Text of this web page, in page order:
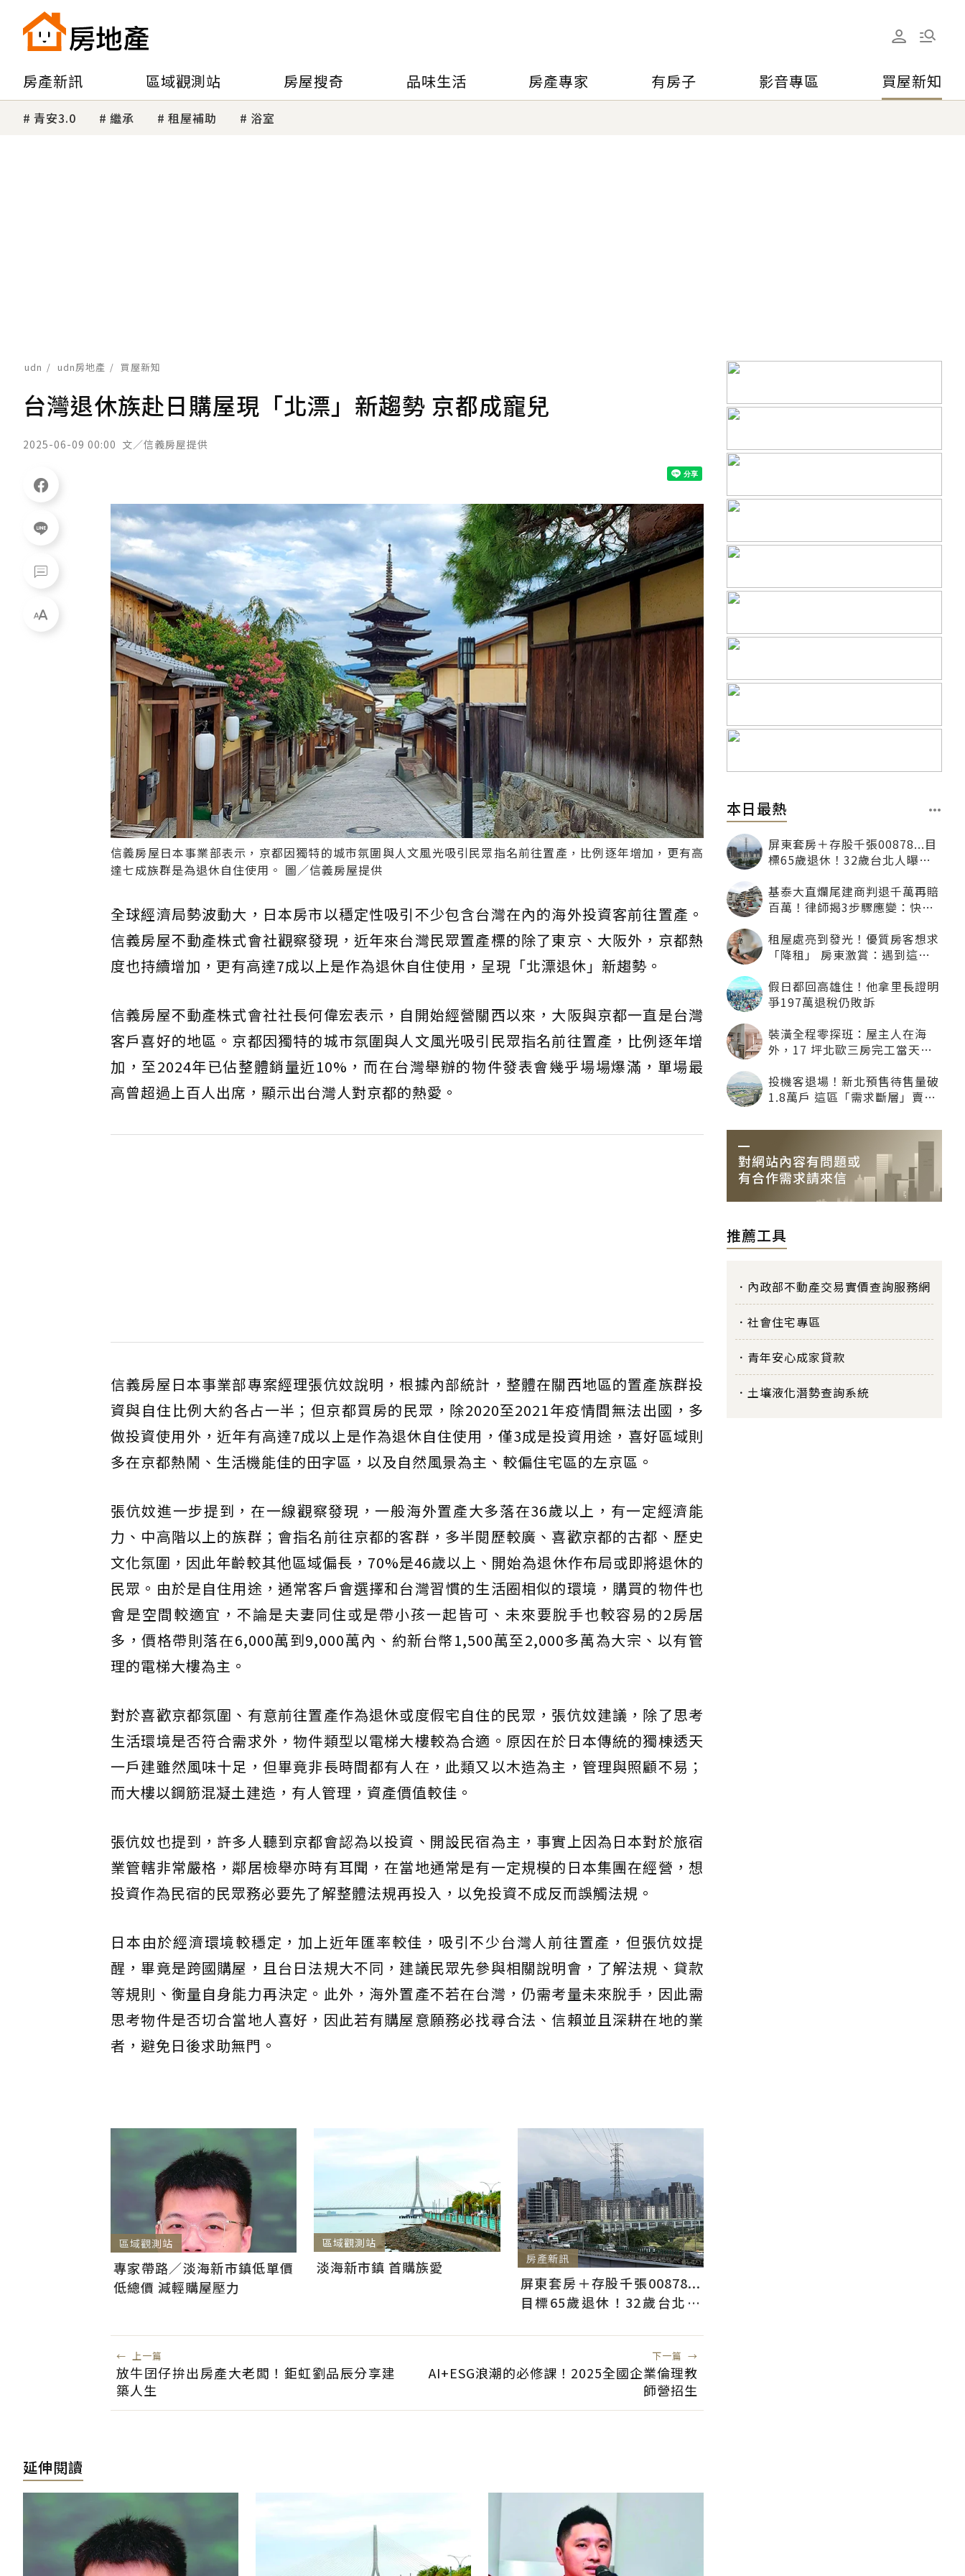
房產新訊 區域觀測站 房屋搜奇 品味生活 房產專家 有房子 影音專區 買屋新知
青安3.0 繼承 租屋補助 浴室
udn udn房地產 買屋新知
台灣退休族赴日購屋現「北漂」新趨勢 京都成寵兒
2025-06-09 00:00 文／信義房屋提供
信義房屋日本事業部表示，京都因獨特的城市氛圍與人文風光吸引民眾指名前往置產，比例逐年增加，更有高
達七成族群是為退休自住使用。 圖／信義房屋提供
全球經濟局勢波動大，日本房市以穩定性吸引不少包含台灣在內的海外投資客前往置產。
信義房屋不動產株式會社觀察發現，近年來台灣民眾置產標的除了東京、大阪外，京都熱
度也持續增加，更有高達7成以上是作為退休自住使用，呈現「北漂退休」新趨勢。
信義房屋不動產株式會社社長何偉宏表示，自開始經營關西以來，大阪與京都一直是台灣
客戶喜好的地區。京都因獨特的城市氛圍與人文風光吸引民眾指名前往置產，比例逐年增
加，至2024年已佔整體銷量近10%，而在台灣舉辦的物件發表會幾乎場場爆滿，單場最
高曾超過上百人出席，顯示出台灣人對京都的熱愛。
信義房屋日本事業部專案經理張伉妏說明，根據內部統計，整體在關西地區的置產族群投
資與自住比例大約各占一半；但京都買房的民眾，除2020至2021年疫情間無法出國，多
做投資使用外，近年有高達7成以上是作為退休自住使用，僅3成是投資用途，喜好區域則
多在京都熱鬧、生活機能佳的田字區，以及自然風景為主、較偏住宅區的左京區。
張伉妏進一步提到，在一線觀察發現，一般海外置產大多落在36歲以上，有一定經濟能
力、中高階以上的族群；會指名前往京都的客群，多半閱歷較廣、喜歡京都的古都、歷史
文化氛圍，因此年齡較其他區域偏長，70%是46歲以上、開始為退休作布局或即將退休的
民眾。由於是自住用途，通常客戶會選擇和台灣習慣的生活圈相似的環境，購買的物件也
會是空間較適宜，不論是夫妻同住或是帶小孩一起皆可、未來要脫手也較容易的2房居
多，價格帶則落在6,000萬到9,000萬內、約新台幣1,500萬至2,000多萬為大宗、以有管
理的電梯大樓為主。
對於喜歡京都氛圍、有意前往置產作為退休或度假宅自住的民眾，張伉妏建議，除了思考
生活環境是否符合需求外，物件類型以電梯大樓較為合適。原因在於日本傳統的獨棟透天
一戶建雖然風味十足，但畢竟非長時間都有人在，此類又以木造為主，管理與照顧不易；
而大樓以鋼筋混凝土建造，有人管理，資產價值較佳。
張伉妏也提到，許多人聽到京都會認為以投資、開設民宿為主，事實上因為日本對於旅宿
業管轄非常嚴格，鄰居檢舉亦時有耳聞，在當地通常是有一定規模的日本集團在經營，想
投資作為民宿的民眾務必要先了解整體法規再投入，以免投資不成反而誤觸法規。
日本由於經濟環境較穩定，加上近年匯率較佳，吸引不少台灣人前往置產，但張伉妏提
醒，畢竟是跨國購屋，且台日法規大不同，建議民眾先參與相關說明會，了解法規、貸款
等規則、衡量自身能力再決定。此外，海外置產不若在台灣，仍需考量未來脫手，因此需
思考物件是否切合當地人喜好，因此若有購屋意願務必找尋合法、信賴並且深耕在地的業
者，避免日後求助無門。
區域觀測站
專家帶路／淡海新市鎮低單價
低總價 減輕購屋壓力
區域觀測站
淡海新市鎮 首購族愛 房產新訊
屏東套房＋存股千張00878...
目標65歲退休！32歲台北人
← 上一篇
放牛囝仔拚出房產大老闆！鉅虹劉品辰分享建
築人生
下一篇 →
AI+ESG浪潮的必修課！2025全國企業倫理教
師營招生
延伸閱讀
本日最熱
屏東套房＋存股千張00878...目
標65歲退休！32歲台北人曝：
基泰大直爛尾建商判退千萬再賠
百萬！律師揭3步驟應變：快通
租屋處亮到發光！優質房客想求
「降租」 房東激賞：遇到這種
假日都回高雄住！他拿里長證明
爭197萬退稅仍敗訴
裝潢全程零探班：屋主人在海
外，17 坪北歐三房完工當天才
投機客退場！新北預售待售量破
1.8萬戶 這區「需求斷層」賣壓
推薦工具
內政部不動產交易實價查詢服務網
社會住宅專區
青年安心成家貸款
土壤液化潛勢查詢系統